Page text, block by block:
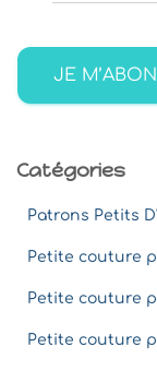
h
r
Catégories
Patrons Petits
Petite couture
Petite couture
Petite couture